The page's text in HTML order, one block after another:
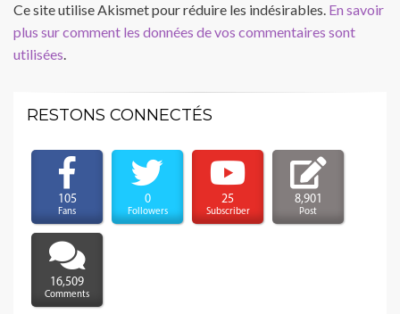
Ce site utilise Akismet pour réduire les indésirables. En savoir
plus sur comment les données de vos commentaires sont
utilisées.
RESTONS CONNECTÉS
105
Fans
0
Followers
25
Subscriber
8,901
Post
16,509
Comments